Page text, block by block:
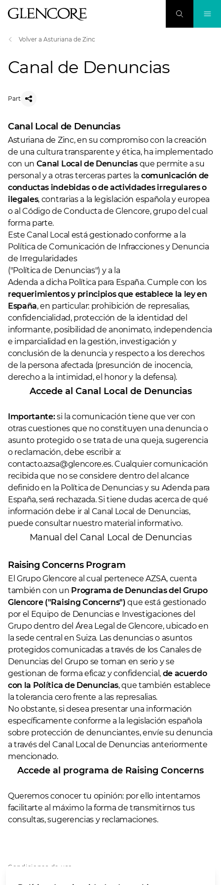
Volver a Asturiana de Zinc
Canal de Denuncias
Part
Canal Local de Denuncias
Asturiana de Zinc, en su compromiso con la creación
de una cultura transparente y ética, ha implementado
con un Canal Local de Denuncias que permite a su
personal y a otras terceras partes la comunicación de
conductas indebidas o de actividades irregulares o
ilegales, contrarias a la legislación española y europea
o alCódigo de Conducta de Glencore, grupo del cual
forma parte.
Este Canal Local está gestionado conforme a la
Política de Comunicación de Infracciones y Denuncia
de Irregularidades
("Política de Denuncias") y a la
Adenda a dicha Política para España. Cumple con los
requerimientos y principios que establece la ley en
España, en particular: prohibición de represalias,
confidencialidad, protección de la identidad del
informante, posibilidad de anonimato, independencia
e imparcialidad en la gestión, investigación y
conclusión de la denuncia y respecto a los derechos
de la persona afectada (presunción de inocencia,
derecho a la intimidad, el honor y la defensa).
Accede al Canal Local de Denuncias
Importante:si la comunicación tiene que ver con
otras cuestiones que no constituyen una denuncia o
asunto protegido o se trata de una queja, sugerencia
o reclamación, debe escribir a:
contacto.azsa@glencore.es. Cualquier comunicación
recibida que no se considere dentro del alcance
definido en la Política de Denuncias y su Adenda para
España, será rechazada. Si tiene dudas acerca de qué
información debe ir al Canal Local de Denuncias,
puede consultar nuestro material informativo.
Manual del Canal Local de Denuncias
Raising Concerns Program
El Grupo Glencore al cual pertenece AZSA, cuenta
también con un Programa de Denuncias del Grupo
Glencore ("Raising Concerns") que está gestionado
por el Equipo de Denuncias e Investigaciones del
Grupo dentro del Área Legal de Glencore, ubicado en
la sede central en Suiza. Las denuncias o asuntos
protegidos comunicadas a través de los Canales de
Denuncias del Grupo se toman en serio y se
gestionan de forma eficaz y confidencial, de acuerdo
con la Política de Denuncias, que también establece
la tolerancia cero frente a las represalias.
No obstante, si desea presentar una información
específicamente conforme a la legislación española
sobre protección de denunciantes, envíe su denuncia
a través del Canal Local de Denuncias anteriormente
mencionado.
Accede al programa de Raising Concerns
Queremos conocer tu opinión: por ello intentamos
facilitarte al máximo la forma de transmitirnos tus
consultas, sugerencias y reclamaciones.
Condiciones de uso